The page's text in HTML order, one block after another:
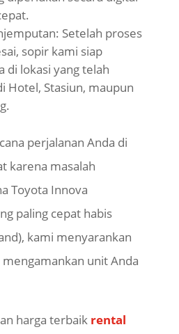
Setelah proses
sopir kami siap
di lokasi yang telah
Hotel, Stasiun, maupun
perjalanan Anda di
karena masalah
Toyota Innova
paling cepat habis
kami menyarankan
unit Anda
harga terbaik rental